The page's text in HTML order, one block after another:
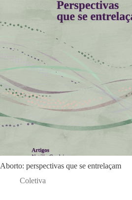
Aborto: perspectivas que se entrelaçam
Coletiva